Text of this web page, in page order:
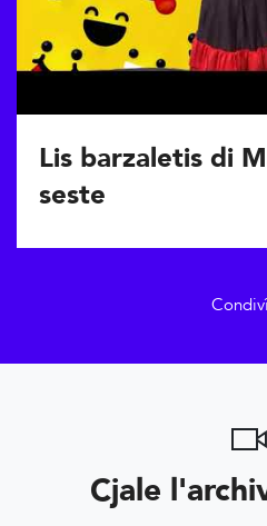
Lis barzaletis di
seste
Cjale